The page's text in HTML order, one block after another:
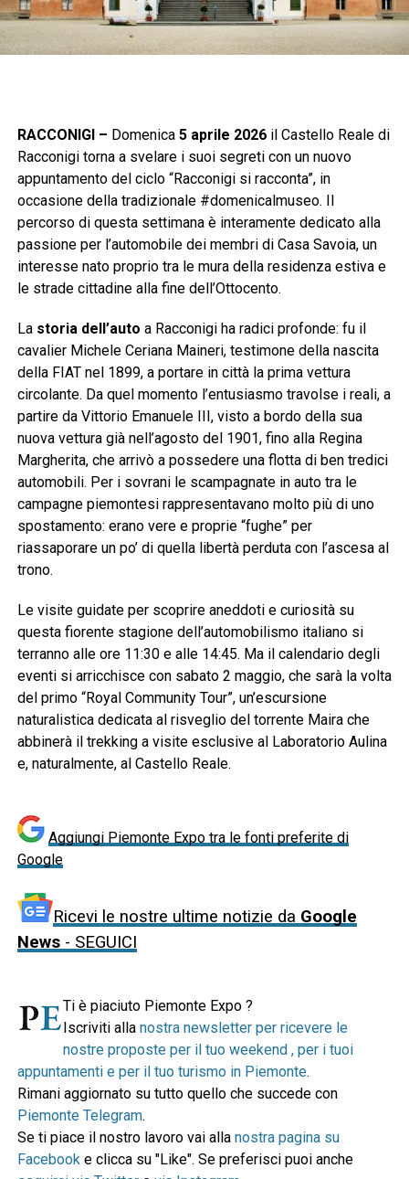
RACCONIGI – Domenica 5 aprile 2026il Castello Reale di
Racconigi torna a svelare i suoi segreti con un nuovo
appuntamento del ciclo “Racconigi si racconta”, in
occasione della tradizionale #domenicalmuseo. Il
percorso di questa settimana è interamente dedicato alla
passione per l’automobile dei membri di Casa Savoia, un
interesse nato proprio tra le mura della residenza estiva e
le strade cittadine alla fine dell’Ottocento.
La storia dell’auto a Racconigi ha radici profonde: fu il
cavalier Michele Ceriana Maineri, testimone della nascita
della FIAT nel 1899, a portare in città la prima vettura
circolante. Da quel momento l’entusiasmo travolse i reali, a
partire da Vittorio Emanuele III, visto a bordo della sua
nuova vettura già nell’agosto del 1901, fino alla Regina
Margherita, che arrivò a possedere una flotta di ben tredici
automobili. Per i sovrani le scampagnate in auto tra le
campagne piemontesi rappresentavano molto più di uno
spostamento: erano vere e proprie “fughe” per
riassaporare un po’ di quella libertà perduta con l’ascesa al
trono.
Le visite guidate per scoprire aneddoti e curiosità su
questa fiorente stagione dell’automobilismo italiano si
terranno alle ore 11:30 e alle 14:45. Ma il calendario degli
eventi si arricchisce con sabato 2 maggio, che sarà la volta
del primo “Royal Community Tour”, un’escursione
naturalistica dedicata al risveglio del torrente Maira che
abbinerà il trekking a visite esclusive al Laboratorio Aulina
e, naturalmente, al Castello Reale.
Aggiungi Piemonte Expo tra le fonti preferite di
Google
Ricevi le nostre ultime notizie da Google
News- SEGUICI
Ti è piaciuto Piemonte Expo ?
Iscriviti alla nostra newsletter per ricevere le
nostre proposte per il tuo weekend , per i tuoi
appuntamenti e per il tuo turismo in Piemonte.
Rimani aggiornato su tutto quello che succede con
Piemonte Telegram.
Se ti piace il nostro lavoro vai alla nostra pagina su
Facebooke clicca su "Like". Se preferisci puoi anche